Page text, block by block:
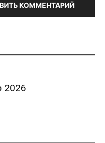
КОММЕНТАРИЙ
2026